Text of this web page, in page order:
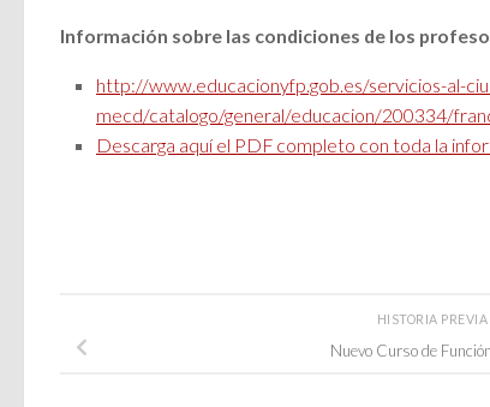
Información sobre las condiciones de los
http://www.educacionyfp.gob.es/servicios-al-
mecd/catalogo/general/educacion/200334/
Descarga aquí el PDF completo con toda la
HISTORIA PREVIA
Nuevo Curso de